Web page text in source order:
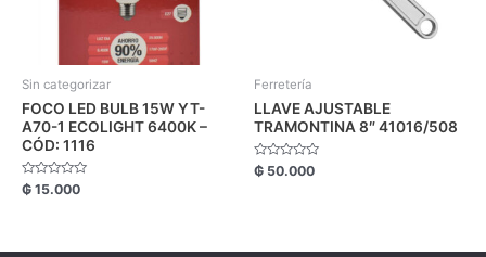
Sin categorizar
FOCO LED BULB 15W YT-
A70-1 ECOLIGHT 6400K –
CÓD: 1116
Valorado
con
₲ 15.000
Ferretería
LLAVE AJUSTABLE
TRAMONTINA 8″ 41016/508
Valorado
con
₲ 50.000